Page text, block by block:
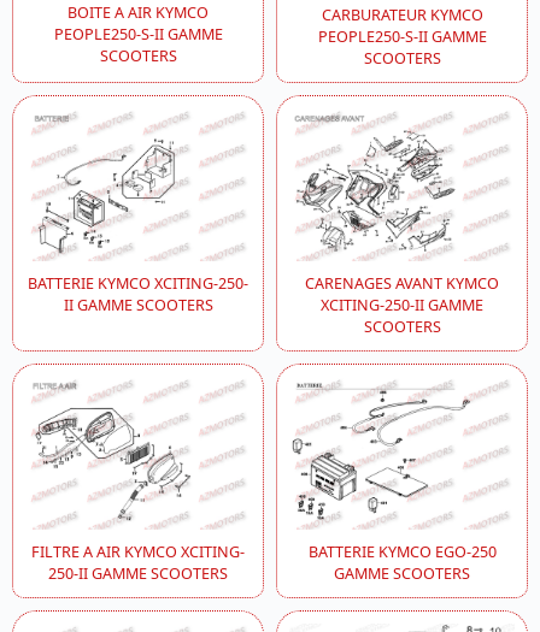
BOITE A AIR KYMCO
PEOPLE250-S-II GAMME
SCOOTERS
CARBURATEUR KYMCO
PEOPLE250-S-II GAMME
SCOOTERS
BATTERIE KYMCO XCITING-250-
II GAMME SCOOTERS
CARENAGES AVANT KYMCO
XCITING-250-II GAMME
SCOOTERS
FILTRE A AIR KYMCO XCITING-
250-II GAMME SCOOTERS
BATTERIE KYMCO EGO-250
GAMME SCOOTERS